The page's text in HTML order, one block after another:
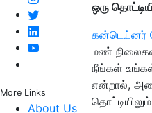
More Links
About Us
ஒரு
கன்டெய்னர்
மண்
நீங்கள்
என்றால்,